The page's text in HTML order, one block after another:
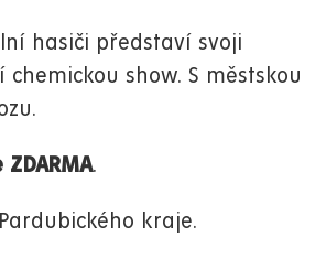
hasiči představí svoji
show. S městskou
.
kraje.